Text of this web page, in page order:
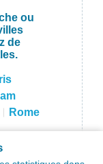
ou
de
Rome